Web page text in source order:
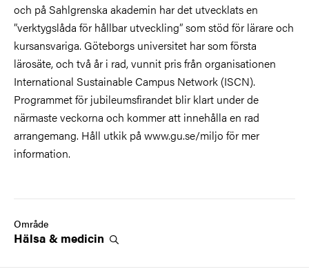
och på Sahlgrenska akademin har det utvecklats en
”verktygslåda för hållbar utveckling” som stöd för lärare och
kursansvariga. Göteborgs universitet har som första
lärosäte, och två år i rad, vunnit pris från organisationen
International Sustainable Campus Network (ISCN).
Programmet för jubileumsfirandet blir klart under de
närmaste veckorna och kommer att innehålla en rad
arrangemang. Håll utkik på www.gu.se/miljo för mer
information.
Område
Hälsa & medicin